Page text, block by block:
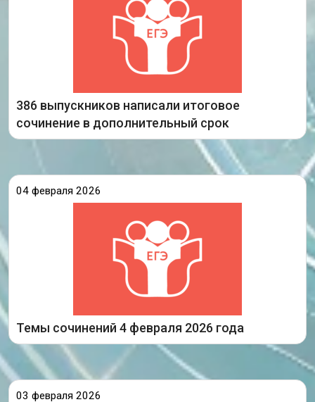
386 выпускников написали итоговое
сочинение в дополнительный срок
Это было первое испытание в рамках ГИА-2026,
успешное прохождение которого является одним
из условий допуска к сдаче
04 февраля 2026
Темы сочинений 4 февраля 2026 года
126.Мечты и реальность в произведении
226.В чём опасность эгоизма?
329.Согласны ли Вы с Н.В. Гоголем, убеждённым
в том, что книги спасают человека от праздности?
431.«И клятву верности сдержали…»: образцы
Подробнее
03 февраля 2026